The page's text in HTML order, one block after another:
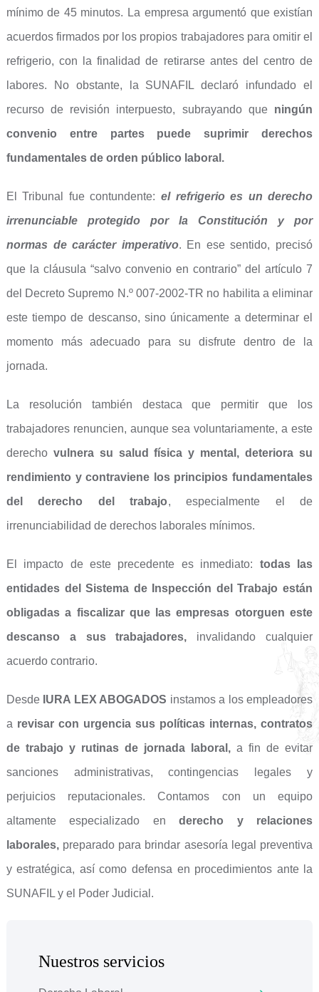
mínimo de 45 minutos. La empresa argumentó que existían
acuerdos firmados por los propios trabajadores para omitir el
refrigerio, con la finalidad de retirarse antes del centro de
labores. No obstante, la SUNAFIL declaró infundado el
recurso de revisión interpuesto, subrayando que ningún
convenio entre partes puede suprimir derechos
fundamentales de orden público laboral .
El Tribunal fue contundente: el refrigerio es un derecho
irrenunciable protegido por la Constitución y por
normas de carácter imperativo. En ese sentido, precisó
que la cláusula “salvo convenio en contrario” del artículo 7
del Decreto Supremo N.º 007-2002-TR no habilita a eliminar
este tiempo de descanso, sino únicamente a determinar el
momento más adecuado para su disfrute dentro de la
jornada.
La resolución también destaca que permitir que los
trabajadores renuncien, aunque sea voluntariamente, a este
derecho vulnera su salud física y mental, deteriora su
rendimiento y contraviene los principios fundamentales
del derecho del trabajo, especialmente el de
irrenunciabilidad de derechos laborales mínimos.
El impacto de este precedente es inmediato: todas las
entidades del Sistema de Inspección del Trabajo están
obligadas a fiscalizar que las empresas otorguen este
descanso a sus trabajadores, invalidando cualquier
acuerdo contrario.
Desde IURA LEX ABOGADOS instamos a los empleadores
a revisar con urgencia sus políticas internas, contratos
de trabajo y rutinas de jornada laboral , a fin de evitar
sanciones administrativas, contingencias legales y
perjuicios reputacionales. Contamos con un equipo
altamente especializado enderecho y relaciones
laborales,preparado para brindar asesoría legal preventiva
y estratégica, así como defensa en procedimientos ante la
SUNAFIL y el Poder Judicial.
Nuestros servicios